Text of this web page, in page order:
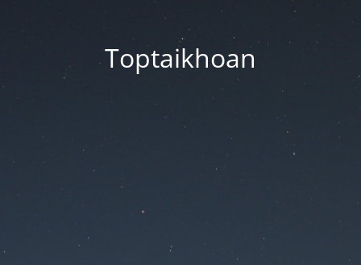
Toptaikhoan